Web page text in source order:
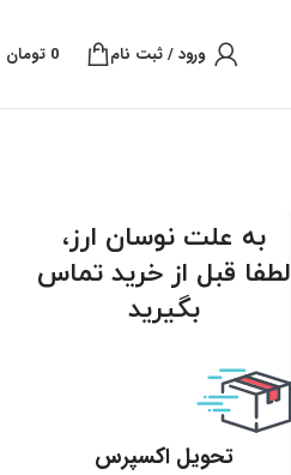
ورود / ثبت نام 0 تومان
به علت نوسان ارز،
لطفا قبل از خرید تماس
بگیرید
تحویل اکسپرس